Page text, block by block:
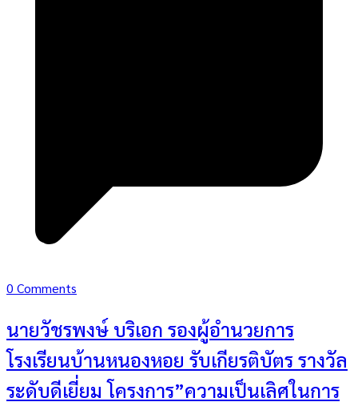
0 Comments
นายวัชรพงษ์ บริเอก รองผู้อำนวยการ
โรงเรียนบ้านหนองหอย รับเกียรติบัตร รางวัล
ระดับดีเยี่ยม โครงการ”ความเป็นเลิศในการ